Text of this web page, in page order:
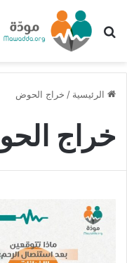
بحث عن
الرئيسية / خراج الحوض
خراج